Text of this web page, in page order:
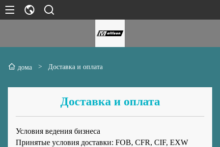
дома > Доставка и оплата
Доставка и оплата
Условия ведения бизнеса
Принятые условия доставки: FOB, CFR, CIF, EXW